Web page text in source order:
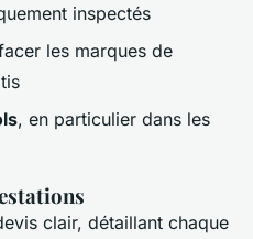
inspectés
les marques de
, en particulier dans les
clair, détaillant chaque